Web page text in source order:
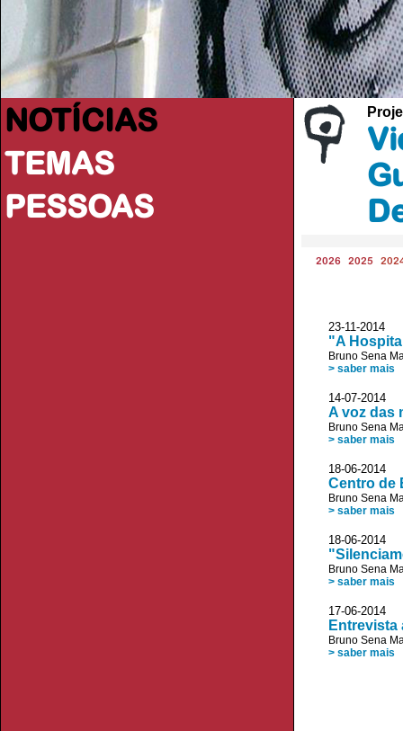
NOTÍCIAS
TEMAS
PESSOAS
2026 2025
23-11-
"A
Bruno Sena
> saber mais
14-07-2014
A voz das
Bruno Sena
> saber mais
18-06-2014
Centro de
Bruno Sena
> saber mais
18-06-
Bruno Sena
> saber mais
17-06-
Entrevista
Bruno Sena
> saber mais